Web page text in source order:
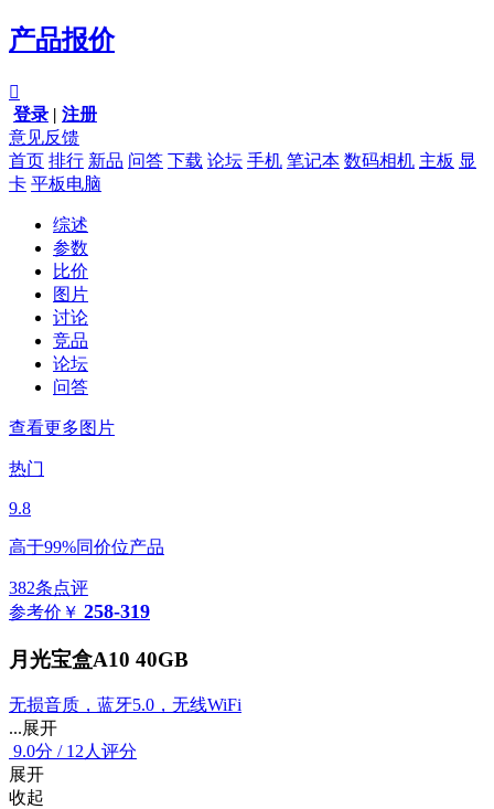
产品报价

登录 | 注册
意见反馈
首页 排行 新品 问答 下载 论坛 手机 笔记本 数码相机 主板 显
卡 平板电脑
综述
参数
比价
图片
讨论
竞品
论坛
问答
查看更多图片
热门
9.8
高于99%同价位产品
382条点评
参考价 ￥ 258-319
月光宝盒A10 40GB
无损音质，蓝牙5.0，无线WiFi
...展开
9.0分 / 12人评分
展开
收起